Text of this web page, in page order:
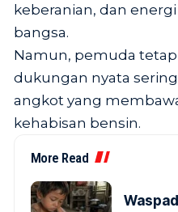
keberanian, dan
bangsa.
Namun, pemuda
dukungan nyata
angkot yang
kehabisan bensin.
More Read